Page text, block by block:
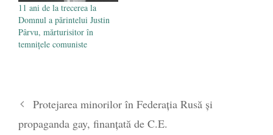
11 ani de la trecerea la
Domnul a părintelui Justin
Pârvu, mărturisitor în
temnițele comuniste
Protejarea minorilor în Federaţia Rusă şi
propaganda gay, finanţată de C.E.